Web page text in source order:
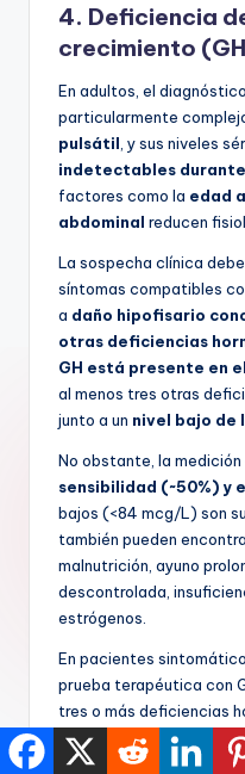
4. Deficiencia
crecimiento
En adultos, el
particularmente
pulsátil , y sus niveles
indetectables
factores como la edad
abdominal reducen
La sospecha clínica
síntomas compatibles
a daño hipofisario
otras deficiencias
GH está presente en
al menos tres otras
junto a un nivel bajo de
No obstante, la medición
sensibilidad (~50%) y
bajos (<84 mcg/L) son
también pueden
malnutrición, ayuno
descontrolada,
estrógenos.
En pacientes
prueba terapéutica con
tres o más deficiencias
otros casos, se puede
estimulación de GH
,